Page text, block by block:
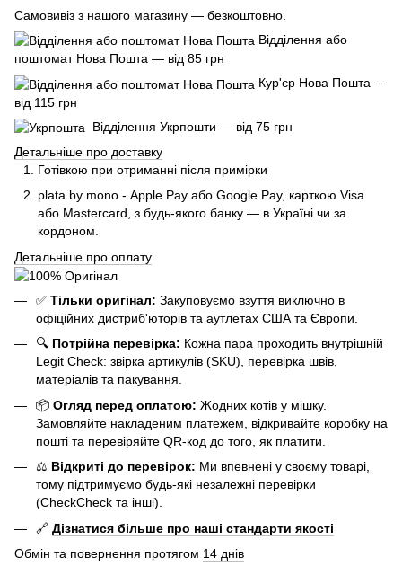
Самовивіз з нашого магазину — безкоштовно.
Відділення або
поштомат Нова Пошта — від 85 грн
Кур'єр Нова Пошта —
від 115 грн
Відділення Укрпошти — від 75 грн
Детальніше про доставку
Готівкою при отриманні після примірки
plata by mono - Apple Pay або Google Pay, карткою Visa
або Mastercard, з будь-якого банку — в Україні чи за
кордоном.
Детальніше про оплату
✅ Тільки оригінал: Закуповуємо взуття виключно в
офіційних дистриб'юторів та аутлетах США та Європи.
🔍 Потрійна перевірка: Кожна пара проходить внутрішній
Legit Check: звірка артикулів (SKU), перевірка швів,
матеріалів та пакування.
📦 Огляд перед оплатою: Жодних котів у мішку.
Замовляйте накладеним платежем, відкривайте коробку на
пошті та перевіряйте QR-код до того, як платити.
⚖️ Відкриті до перевірок: Ми впевнені у своєму товарі,
тому підтримуємо будь-які незалежні перевірки
(CheckCheck та інші).
🔗 Дізнатися більше про наші стандарти якості
Обмін та повернення протягом 14 днів